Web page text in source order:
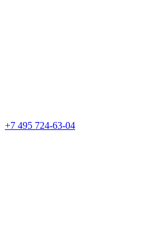
+7 495 724-63-04